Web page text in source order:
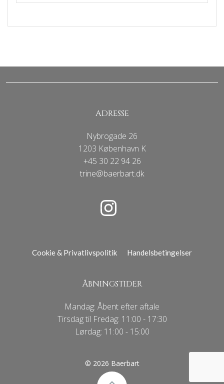
ADRESSE
Nybrogade 26
1203 København K
+45 30 22 94 26
trine@baerbart.dk
Cookie & Privatlivspolitik Handelsbetingelser
ÅBNINGSTIDER
Mandag: Åbent efter aftale
Tirsdag til Fredag: 11:00 - 17:30
Lørdag: 11:00 - 15:00
© 2026 Baerbart